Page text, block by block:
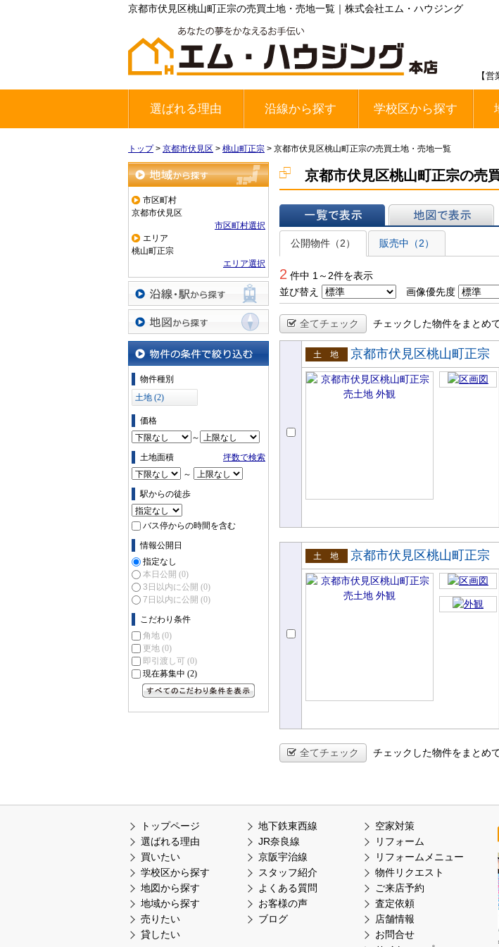
京都市伏見区桃山町正宗の売買土地・売地一覧｜株式会社エム・ハウジング
【
選ばれる理由 沿線から探す
地下鉄東西線
JR奈良線
京阪宇治線
学校区から探す
醍醐中学校区
春日丘中学校区
栗陵中学校区
栄桜小中学校区
桃山中学校区
桃陵中学校区
勧修中学校区
大宅中学校区
山科中学校区
木幡中学校区
トップ> 京都市伏見区 > 桃山町正宗 > 京都市伏見区桃山町正宗の売買土地・売地一覧
地域から探す
市区町村
京都市伏見区
市区町村選択
エリア
桃山町正宗
エリア選択
沿線・駅から探す
地図から探す
物件の条件で絞り込む
物件種別
土地 (2)
価格
～
土地面積
坪数で検索
～
駅からの徒歩
バス停からの時間を含む
情報公開日
指定なし
本日公開 (0)
3日以内に公開 (0)
7日以内に公開 (0)
こだわり条件
角地 (0)
更地 (0)
即引渡し可 (0)
現在募集中 (2)
京都市伏見区桃山町正宗の売
一覧で表示
地図で表示
公開物件（2）
販売中（2）
2 件中 1～2件を表示
並び替え
画像優先度
全てチェック チェックした物件をまとめ
売土地
京都市伏見区桃山町正宗
売土地
京都市伏見区桃山町正宗
全てチェック チェックした物件をまとめ
トップページ
選ばれる理由
買いたい
学校区から探す
地図から探す
地域から探す
売りたい
貸したい
地下鉄東西線
JR奈良線
京阪宇治線
スタッフ紹介
よくある質問
お客様の声
ブログ
空家対策
リフォーム
リフォームメニュー
物件リクエスト
ご来店予約
査定依頼
店舗情報
お問合せ